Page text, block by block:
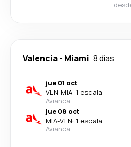
Valencia- Miami 8 días
jue 01 oct
VLN-MIA· 1 escala
Avianca
jue 08 oct
MIA-VLN· 1 escala
Avianca